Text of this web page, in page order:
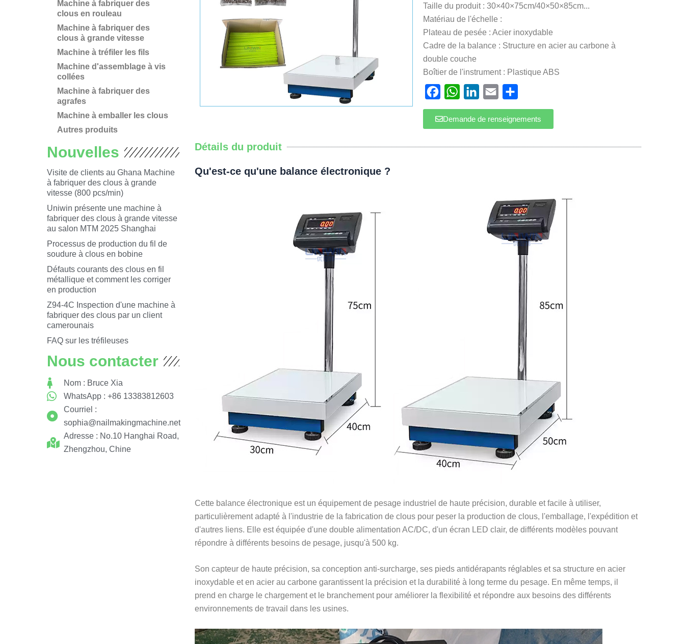
Machine à fabriquer des
clous en rouleau
Machine à fabriquer des
clous à grande vitesse
Machine à tréfiler les fils
Machine d'assemblage à vis
collées
Machine à fabriquer des
agrafes
Machine à emballer les clous
Autres produits
Nouvelles
Visite de clients au Ghana Machine
à fabriquer des clous à grande
vitesse (800 pcs/min)
Uniwin présente une machine à
fabriquer des clous à grande vitesse
au salon MTM 2025 Shanghai
Processus de production du fil de
soudure à clous en bobine
Défauts courants des clous en fil
métallique et comment les corriger
en production
Z94-4C Inspection d'une machine à
fabriquer des clous par un client
camerounais
FAQ sur les tréfileuses
Nous contacter
Nom : Bruce Xia
WhatsApp : +86 13383812603
Courriel :
sophia@nailmakingmachine.net
Adresse : No.10 Hanghai Road,
Zhengzhou, Chine
Taille du produit : 30×40×75cm/40×50×85cm...
Matériau de l'échelle :
Plateau de pesée : Acier inoxydable
Cadre de la balance : Structure en acier au carbone à
double couche
Boîtier de l'instrument : Plastique ABS
FacebookWhatsAppLinkedIn
Email
Demande de renseignements
Détails du produit
Qu'est-ce qu'une balance électronique ?
Cette balance électronique est un équipement de pesage industriel de haute précision, durable et facile à utiliser,
particulièrement adapté à l'industrie de la fabrication de clous pour peser la production de clous, l'emballage, l'expédition et
d'autres liens. Elle est équipée d'une double alimentation AC/DC, d'un écran LED clair, de différents modèles pouvant
répondre à différents besoins de pesage, jusqu'à 500 kg.
Son capteur de haute précision, sa conception anti-surcharge, ses pieds antidérapants réglables et sa structure en acier
inoxydable et en acier au carbone garantissent la précision et la durabilité à long terme du pesage. En même temps, il
prend en charge le chargement et le branchement pour améliorer la flexibilité et répondre aux besoins des différents
environnements de travail dans les usines.